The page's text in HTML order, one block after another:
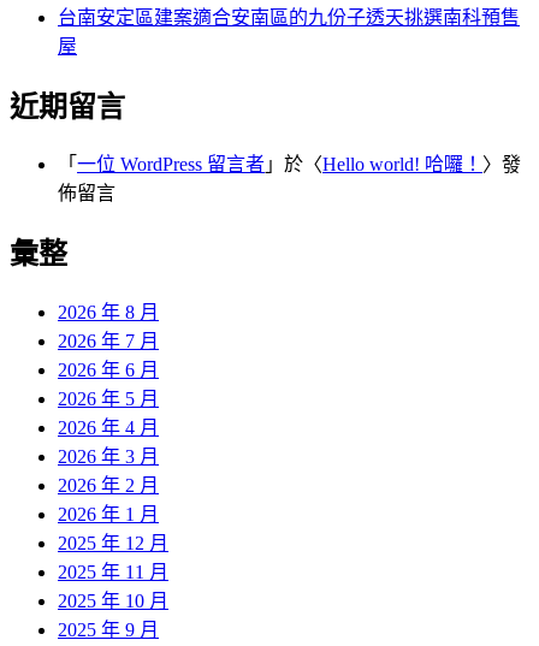
台南安定區建案適合安南區的九份子透天挑選南科預售
屋
近期留言
「 一位 WordPress 留言者 」於〈Hello world! 哈囉！ 〉發
佈留言
彙整
2026 年 8 月
2026 年 7 月
2026 年 6 月
2026 年 5 月
2026 年 4 月
2026 年 3 月
2026 年 2 月
2026 年 1 月
2025 年 12 月
2025 年 11 月
2025 年 10 月
2025 年 9 月